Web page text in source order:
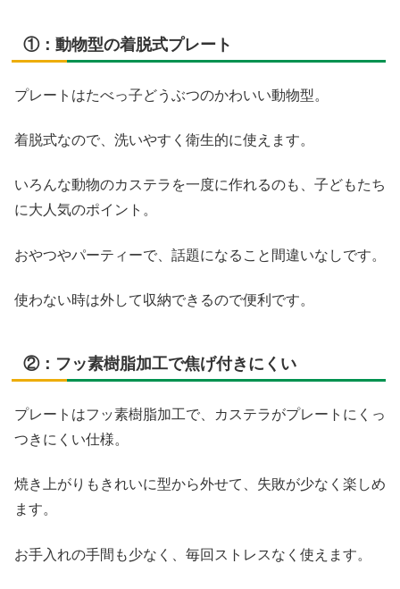
①：動物型の着脱式プレート
プレートはたべっ子どうぶつのかわいい動物型。
着脱式なので、洗いやすく衛生的に使えます。
いろんな動物のカステラを一度に作れるのも、子どもたち
に大人気のポイント。
おやつやパーティーで、話題になること間違いなしです。
使わない時は外して収納できるので便利です。
②：フッ素樹脂加工で焦げ付きにくい
プレートはフッ素樹脂加工で、カステラがプレートにくっ
つきにくい仕様。
焼き上がりもきれいに型から外せて、失敗が少なく楽しめ
ます。
お手入れの手間も少なく、毎回ストレスなく使えます。